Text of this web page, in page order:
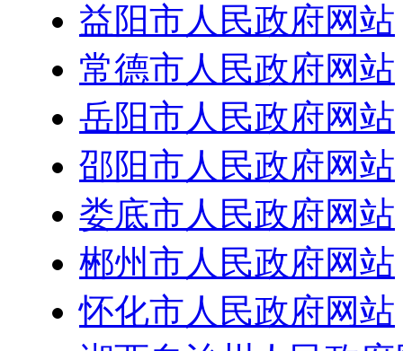
益阳市人民政府网站
常德市人民政府网站
岳阳市人民政府网站
邵阳市人民政府网站
娄底市人民政府网站
郴州市人民政府网站
怀化市人民政府网站